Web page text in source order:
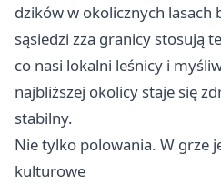
dzików w okolicznych lasach
sąsiedzi zza granicy stosują
co nasi lokalni leśnicy i
najbliższej okolicy staje się
stabilny.
Nie tylko polowania. W grze
kulturowe